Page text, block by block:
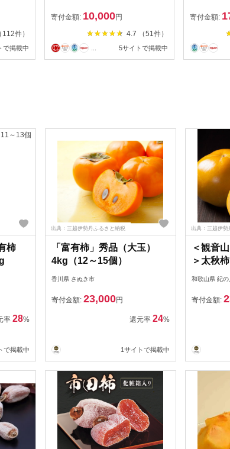
野菜
賞 品
園
件）
で掲載中
寄付金額: 10,000円
4.7 （51件）
5サイトで掲載中
寄付金額:
柿
率28%
で掲載中
出典：三越伊勢丹ふるさと納税
「富有柿」秀品（大玉）
4kg（12～15個）
香川県 さぬき市
寄付金額:23,000円
還元率 24%
1サイトで掲載中
出典：三越伊勢
＜観音
＞太秋
和歌山県 紀の
寄付金額: